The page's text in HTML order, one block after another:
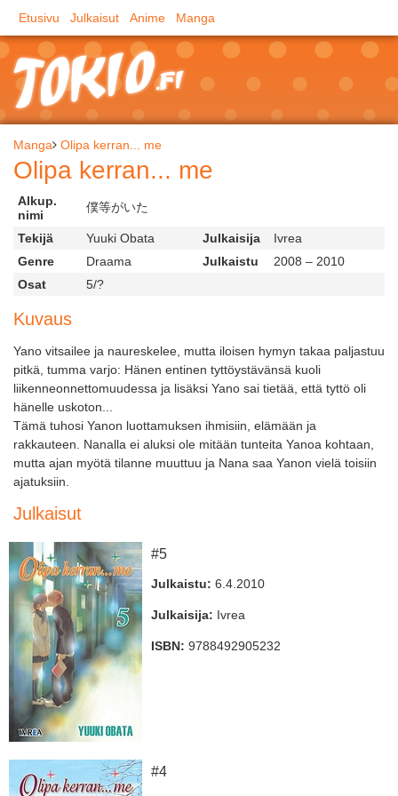
Etusivu Julkaisut Anime Manga
Manga Olipa kerran... me
Olipa kerran... me
Alkup.
nimi
僕等がいた
Tekijä Yuuki Obata Julkaisija
Ivrea
Genre
Draama Julkaistu
2008 – 2010
Osat
5/?
Kuvaus
Yano vitsailee ja naureskelee, mutta iloisen hymyn takaa paljastuu
pitkä, tumma varjo: Hänen entinen tyttöystävänsä kuoli
liikenneonnettomuudessa ja lisäksi Yano sai tietää, että tyttö oli
hänelle uskoton...
Tämä tuhosi Yanon luottamuksen ihmisiin, elämään ja
rakkauteen. Nanalla ei aluksi ole mitään tunteita Yanoa kohtaan,
mutta ajan myötä tilanne muuttuu ja Nana saa Yanon vielä toisiin
ajatuksiin.
Julkaisut
#5
Julkaistu: 6.4.2010
Julkaisija: Ivrea
ISBN: 9788492905232
#4